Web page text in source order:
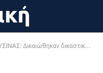
δικαστικά οι συμβασιούχοι